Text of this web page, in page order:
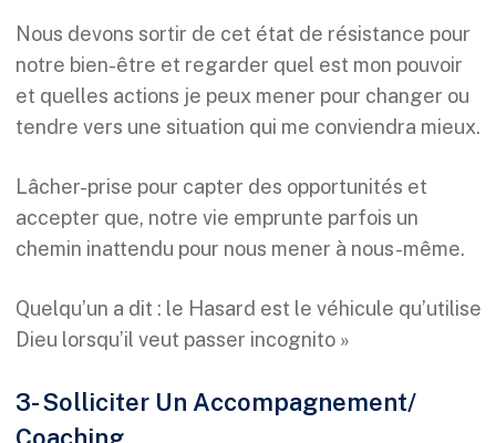
Nous devons sortir de cet état de résistance pour
notre bien-être et regarder quel est mon pouvoir
et quelles actions je peux mener pour changer ou
tendre vers une situation qui me conviendra mieux.
Lâcher-prise pour capter des opportunités et
accepter que, notre vie emprunte parfois un
chemin inattendu pour nous mener à nous-même.
Quelqu’un a dit : le Hasard est le véhicule qu’utilise
Dieu lorsqu’il veut passer incognito »
3- Solliciter Un Accompagnement/